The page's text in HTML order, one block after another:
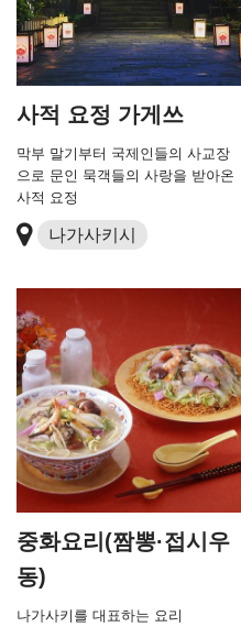
사적 요정 가게쓰
막부 말기부터 국제인들의 사교장
으로 문인 묵객들의 사랑을 받아온
사적 요정
나가사키시
중화요리(짬뽕·접시우
동)
나가사키를 대표하는 요리